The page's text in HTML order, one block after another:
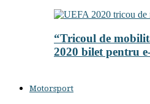
“Tricoul de
2020 bilet pentru
Motorsport